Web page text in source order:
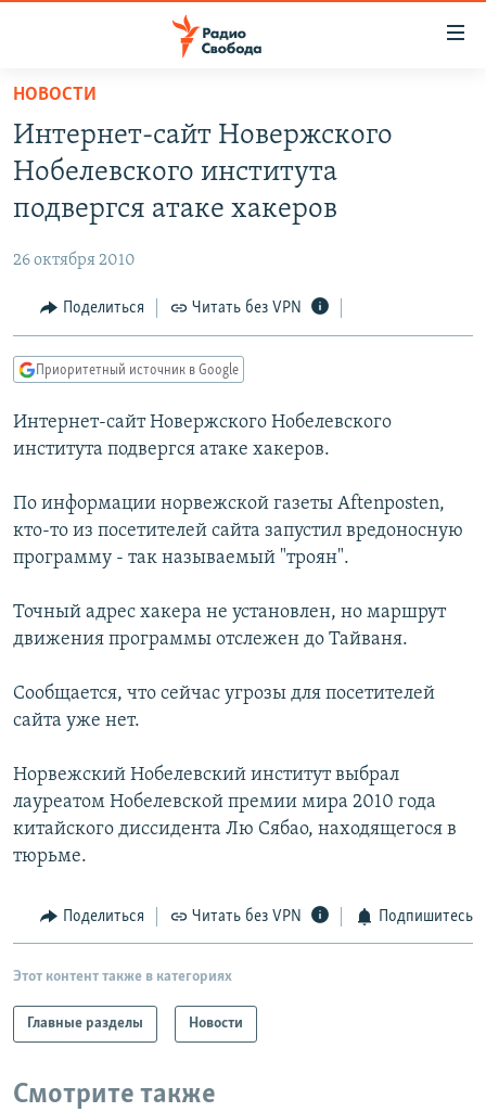
упрощенного
доступа
Вернуться
основному
Вернутся
Вернутся
поиску
ПОДКАСТЫ
МНЕНИЯ
КУЛЬТУРА
КАВКАЗ.РЕАЛИИ
СЕВЕР.РЕАЛИИ
СИБИРЬ.РЕАЛИИ
РАСПИСАНИЕ ВЕЩАНИЯ
ПОДПИШИТЕСЬ НА РАССЫЛКУ
СОЦИАЛЬНЫЕ СЕТИ
НОВОСТИ
Интернет-сайт Новержского
Нобелевского института
подвергся атаке хакеров
26 октября 2010
Поделиться Читать без VPN
Приоритетный источник в Google
Интернет-сайт Новержского Нобелевского
института подвергся атаке хакеров.
По информации норвежской газеты Aftenposten,
кто-то из посетителей сайта запустил вредоносную
программу - так называемый "троян".
Точный адрес хакера не установлен, но маршрут
движения программы отслежен до Тайваня.
Сообщается, что сейчас угрозы для посетителей
сайта уже нет.
Норвежский Нобелевский институт выбрал
лауреатом Нобелевской премии мира 2010 года
китайского диссидента Лю Сябао, находящегося в
тюрьме.
Поделиться Читать без VPN Подпишитесь
Этот контент также в категориях
Главные разделы Новости
Смотрите также